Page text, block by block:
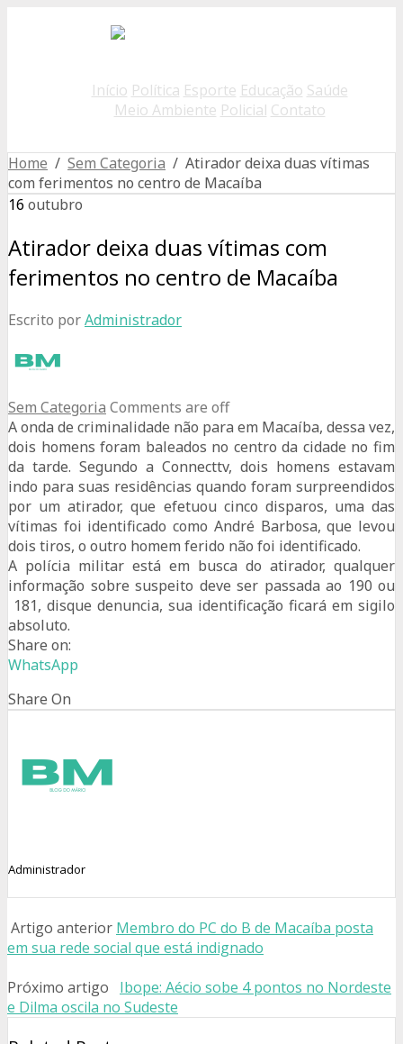
Início Política Esporte Educação Saúde
Meio Ambiente Policial Contato
Home / Sem Categoria / Atirador deixa duas vítimas
com ferimentos no centro de Macaíba
16 outubro
Atirador deixa duas vítimas com
ferimentos no centro de Macaíba
Escrito porAdministrador
Sem Categoria Comments are off
A onda de criminalidade não para em Macaíba, dessa vez,
dois homens foram baleados no centro da cidade no fim
da tarde. Segundo a Connecttv, dois homens estavam
indo para suas residências quando foram surpreendidos
por um atirador, que efetuou cinco disparos, uma das
vítimas foi identificado como André Barbosa, que levou
dois tiros, o outro homem ferido não foi identificado.
A polícia militar está em busca do atirador, qualquer
informação sobre suspeito deve ser passada ao 190 ou
181, disque denuncia, sua identificação ficará em sigilo
absoluto.
Share on:
WhatsApp
Share On
Administrador
Artigo anterior Membro do PC do B de Macaíba posta
em sua rede social que está indignado
Próximo artigo
Ibope: Aécio sobe 4 pontos no Nordeste
e Dilma oscila no Sudeste